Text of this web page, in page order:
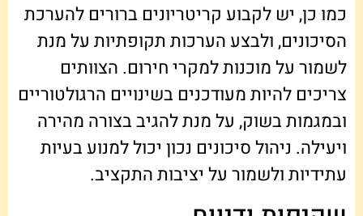
כמו כן, יש לקבוע קריטריונים ברורים להערכת
הסיכונים, ולבצע הערכות תקופתיות על מנת
לשמור על מוכנות למקרי חירום. הצוותים
צריכים להיות מעודכנים בשינויים הרגולטוריים
ובמגמות בשוק, על מנת להגיב בצורה מהירה
ויעילה. ניהול סיכונים נכון יכול למנוע בעיות
עתידיות ולשמור על יציבות התקציב.